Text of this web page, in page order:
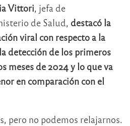
Vittori, jefa de
de Salud, destacó la
viral con respecto a la
detección de los primeros
meses de 2024 y lo que va
en comparación con el
pero no podemos relajarnos.